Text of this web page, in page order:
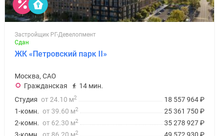
Застройщик РГ-Девелопмент
Сдан
ЖК «Петровский парк II»
Москва, САО
Гражданская
14 мин.
18 557 964₽
Студия от 24.10 м2
25 361 750 ₽
1-комн. от 39.60 м2
35 278 927₽
2-комн. от 62.30 м2
2